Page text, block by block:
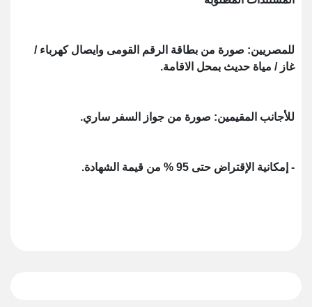
للمصريين: صورة من بطاقة الرقم القومى وايصال كهرباء /
غاز / مياة حديث بمحل الاقامة.
للأجانب المقيمين: صورة من جواز السفر ساري.
- إمكانية الإقتراض حتى 95 % من قيمة الشهادة.